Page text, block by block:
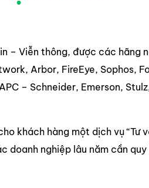
– Viễn thông, được các hãng
Arbor, FireEye, Sophos,
– Schneider, Emerson,
khách hàng một dịch vụ “Tư
doanh nghiệp lâu năm cần